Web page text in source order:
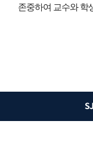
존중하여 교수와 학